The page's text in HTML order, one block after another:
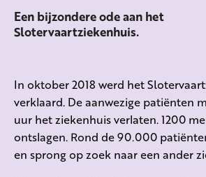
Een bijzondere ode aan het
Slotervaartziekenhuis.
In oktober 2018 werd het
verklaard. De aanwezige patiënten
uur het ziekenhuis verlaten. 1200
ontslagen. Rond de 90.000
en sprong op zoek naar een ander